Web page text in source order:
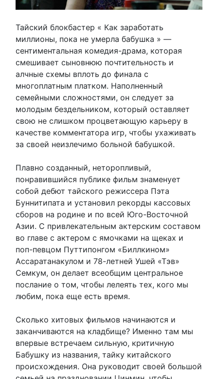
Тайский блокбастер « Как заработать
миллионы, пока не умерла бабушка » —
сентиментальная комедия-драма, которая
смешивает сыновнюю почтительность и
алчные схемы вплоть до финала с
многоплатным платком. Наполненный
семейными сложностями, он следует за
молодым бездельником, который оставляет
свою не слишком процветающую карьеру в
качестве комментатора игр, чтобы ухаживать
за своей неизлечимо больной бабушкой.
Плавно созданный, неторопливый,
понравившийся публике фильм знаменует
собой дебют тайского режиссера Пэта
Буннитипата и установил рекорды кассовых
сборов на родине и по всей Юго-Восточной
Азии. С привлекательным актерским составом
во главе с актером с ямочками на щеках и
поп-певцом Путтипонгом «Биллкином»
Ассаратанакулом и 78-летней Ушей «Тэв»
Семкум, он делает всеобщим центральное
послание о том, чтобы лелеять тех, кого мы
любим, пока еще есть время.
Сколько хитовых фильмов начинаются и
заканчиваются на кладбище? Именно там мы
впервые встречаем сильную, критичную
Бабушку из названия, тайку китайского
происхождения. Она руководит своей большой